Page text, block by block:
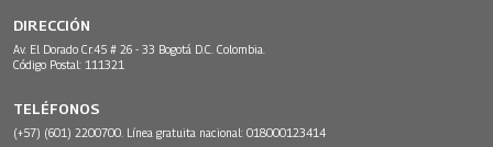
DIRECCIÓN
Av. El Dorado Cr.45 # 26 - 33 Bogotá D.C. Colombia.
Código Postal: 111321
TELÉFONOS
(+57) (601) 2200700. Línea gratuita nacional: 018000123414